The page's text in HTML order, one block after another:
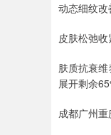
动态细纹改
皮肤松弛收
肤质抗衰维
展开剩余
成都广州